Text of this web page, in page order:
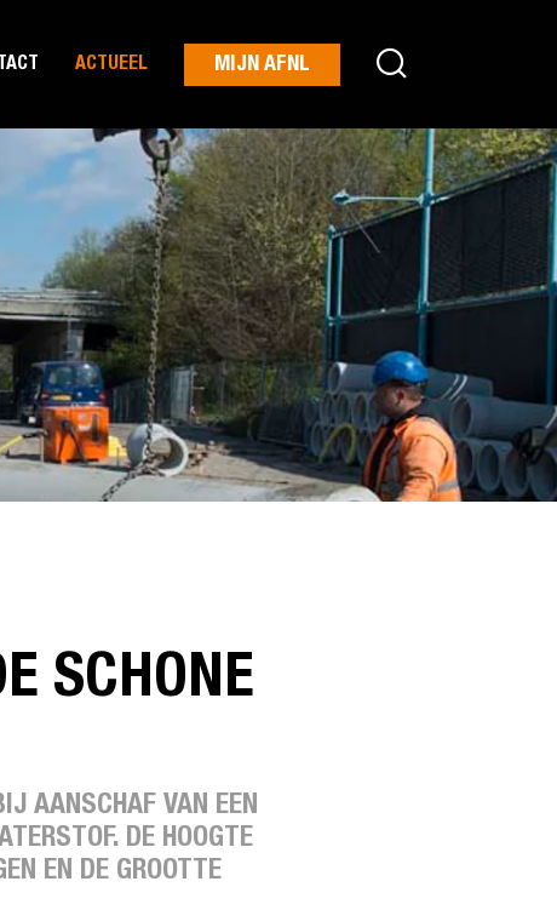
ACTUEEL MIJN AFNL
SCHONE
AANSCHAF VAN EEN
DE HOOGTE
EN DE GROOTTE